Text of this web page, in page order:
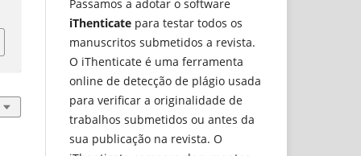
Passamos a adotar o software
iThenticate para testar todos os
manuscritos submetidos a revista.
O iThenticate é uma ferramenta
online de detecção de plágio usada
para verificar a originalidade de
trabalhos submetidos ou antes da
sua publicação na revista. O